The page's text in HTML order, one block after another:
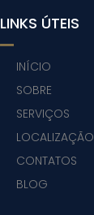
LINKS ÚTEIS
INÍCIO
SOBRE
SERVIÇOS
LOCALIZAÇÃO
CONTATOS
BLOG